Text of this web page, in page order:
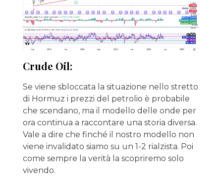
Crude Oil:
Se viene sbloccata la situazione nello stretto
di Hormuz i prezzi del petrolio è probabile
che scendano, ma il modello delle onde per
ora continua a raccontare una storia diversa.
Vale a dire che finché il nostro modello non
viene invalidato siamo su un 1-2 rialzista. Poi
come sempre la verità la scopriremo solo
vivendo.